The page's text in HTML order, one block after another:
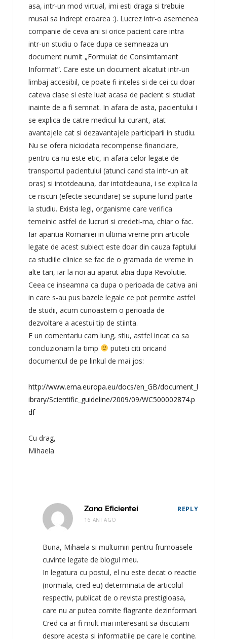
asa, intr-un mod virtual, imi esti draga si trebuie
musai sa indrept eroarea :). Lucrez intr-o asemenea
companie de ceva ani si orice pacient care intra
intr-un studiu o face dupa ce semneaza un
document numit „Formulat de Consimtamant
Informat”. Care este un document alcatuit intr-un
limbaj accesibil, ce poate fi inteles si de cei cu doar
cateva clase si este luat acasa de pacient si studiat
inainte de a fi semnat. In afara de asta, pacientului i
se explica de catre medicul lui curant, atat
avantajele cat si dezavantajele participarii in studiu.
Nu se ofera niciodata recompense financiare,
pentru ca nu este etic, in afara celor legate de
transportul pacientului (atunci cand sta intr-un alt
oras) si intotdeauna, dar intotdeauna, i se explica la
ce riscuri (efecte secundare) se supune luind parte
la studiu. Exista legi, organisme care verifica
temeinic astfel de lucruri si credeti-ma, chiar o fac.
Iar aparitia Romaniei in ultima vreme prin articole
legate de acest subiect este doar din cauza faptului
ca studiile clinice se fac de o gramada de vreme in
alte tari, iar la noi au aparut abia dupa Revolutie.
Ceea ce inseamna ca dupa o perioada de cativa ani
in care s-au pus bazele legale ce pot permite astfel
de studii, acum cunoastem o perioada de
dezvoltare a acestui tip de stiinta.
E un comentariu cam lung, stiu, astfel incat ca sa
concluzionam la timp
puteti citi oricand
documentul de pe linkul de mai jos:
http://www.ema.europa.eu/docs/en_GB/document_l
ibrary/Scientific_guideline/2009/09/WC500002874.p
df
Cu drag,
Mihaela
Zana Eficientei
16 ANI AGO
REPLY
Buna, Mihaela si multumiri pentru frumoasele
cuvinte legate de blogul meu.
In legatura cu postul, el nu este decat o reactie
(normala, cred eu) determinata de articolul
respectiv, publicat de o revista prestigioasa,
care nu ar putea comite flagrante dezinformari.
Cred ca ar fi mult mai interesant sa discutam
despre acesta si informatiile pe care le contine.